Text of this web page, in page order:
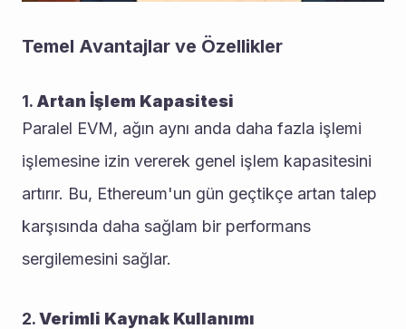
Temel Avantajlar ve Özellikler
1. Artan İşlem Kapasitesi
Paralel EVM, ağın aynı anda daha fazla işlemi
işlemesine izin vererek genel işlem kapasitesini
artırır. Bu, Ethereum'un gün geçtikçe artan talep
karşısında daha sağlam bir performans
sergilemesini sağlar.
2. Verimli Kaynak Kullanımı